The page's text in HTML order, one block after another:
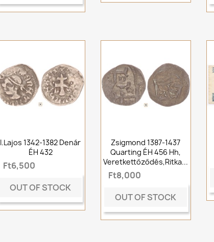
I.Lajos 1342-1382 Denár
ÉH 432
Ft6,500
OUT OF STOCK
Zsigmond 1387-1437
Quarting ÉH 456 Hh,
Veretkettőződés,Ritka...
Ft8,000
OUT OF STOCK